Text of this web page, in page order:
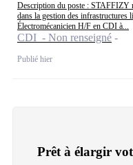
Description du poste : STAFFIZY
dans la gestion des infrastructures
Électromécanicien H/F en CDI à...
CDI - Non renseigné
Publié hier
Prêt à élargir